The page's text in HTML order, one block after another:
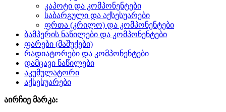
კაპოტი და კომპონენტები
საბარგული და აქსესუარები
ფრთა (კრილო) და კომპონენტები
ბამპერის ნაწილები და კომპონენტები
ფარები (მაშუქები)
რადიატორები და კომპონენტები
დამცავი ნაწილები
აკუმულატორი
აქსესუარები
აირჩიე მარკა: